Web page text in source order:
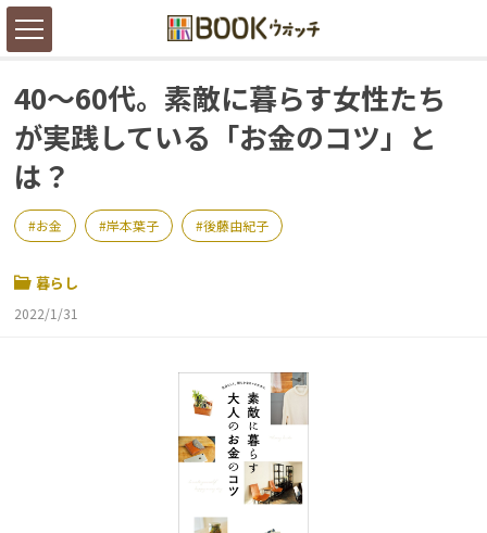
40～60代。素敵に暮らす女性たち
が実践している「お金のコツ」と
は？
お金 岸本葉子 後藤由紀子
暮らし
2022/1/31